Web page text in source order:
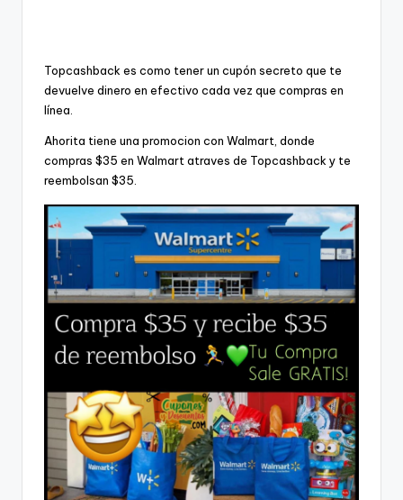
Topcashback es como tener un cupón secreto que te
devuelve dinero en efectivo cada vez que compras en
línea.
Ahorita tiene una promocion con Walmart, donde
compras $35 en Walmart atraves de Topcashback y te
reembolsan $35.